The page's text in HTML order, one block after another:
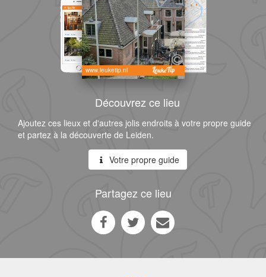
www.leuketip.nl
Découvrez ce lieu
Ajoutez ces lieux et d'autres jolis endroits à votre propre guide
et partez à la découverte de Leiden.
Votre propre guide
Partagez ce lieu